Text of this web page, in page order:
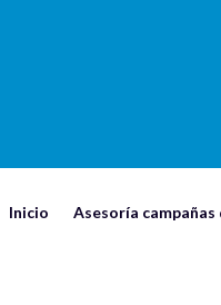
Inicio Asesorí­a